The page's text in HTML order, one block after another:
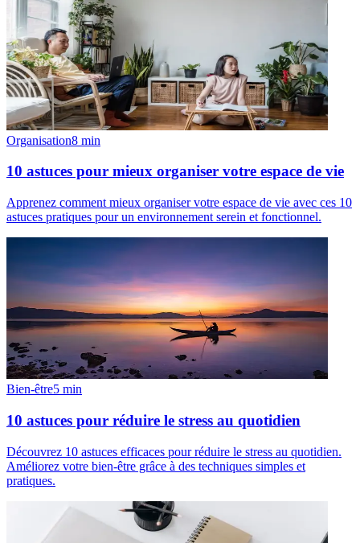
Organisation8 min
10 astuces pour mieux organiser votre espace de vie
Apprenez comment mieux organiser votre espace de vie avec ces 10
astuces pratiques pour un environnement serein et fonctionnel.
Bien-être5 min
10 astuces pour réduire le stress au quotidien
Découvrez 10 astuces efficaces pour réduire le stress au quotidien.
Améliorez votre bien-être grâce à des techniques simples et
pratiques.